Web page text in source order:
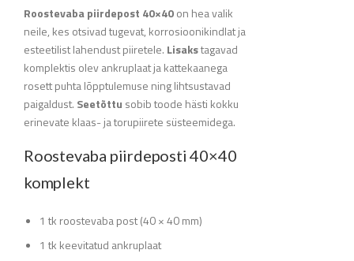
Roostevaba piirdepost 40×40on hea valik
neile, kes otsivad tugevat, korrosioonikindlat ja
esteetilist lahendust piiretele. Lisakstagavad
komplektis olev ankruplaat ja kattekaanega
rosett puhta lõpptulemuse ning lihtsustavad
paigaldust. Seetõttu sobib toode hästi kokku
erinevate klaas- ja torupiirete süsteemidega.
Roostevaba piirdeposti 40×40
komplekt
1 tk roostevaba post (40 × 40 mm)
1 tk keevitatud ankruplaat